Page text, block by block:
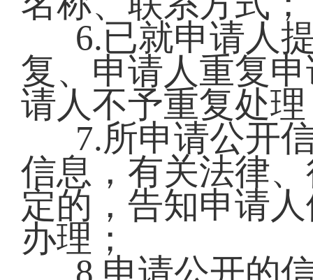
6.已就申请人
复、申请人重复
请人不予重复处
7.所申请公开
信息，有关法律
定的，告知申请
办理；